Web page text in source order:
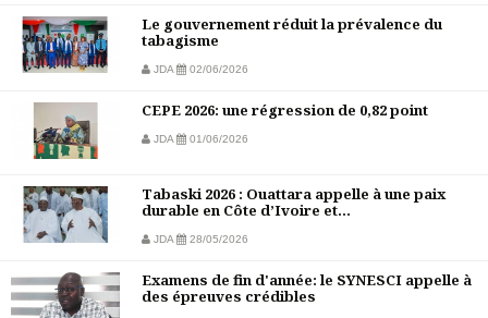
Le gouvernement réduit la prévalence du
tabagisme
JDA 02/06/2026
CEPE 2026: une régression de 0,82 point
JDA 01/06/2026
Tabaski 2026 : Ouattara appelle à une paix
durable en Côte d’Ivoire et...
JDA 28/05/2026
Examens de fin d'année: le SYNESCI appelle à
des épreuves crédibles